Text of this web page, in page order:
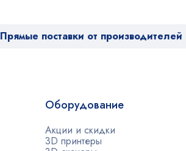
Прямые поставки от производителей
Оборудование
Акции и скидки
3D принтеры